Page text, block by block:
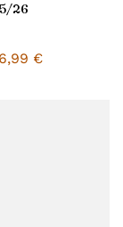
26
€